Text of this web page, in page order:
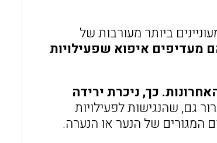
ביותר מעורבות של
מעדיפים איפוא שפעילויות
כך, ניכרת ירידה
גם, שהנגישות לפעילויות
המגורים של הנער או הנערה.